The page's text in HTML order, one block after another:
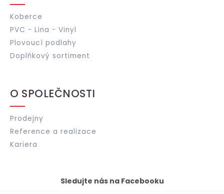
Koberce
PVC - Lina - Vinyl
Plovoucí podlahy
Doplňkový sortiment
O SPOLEČNOSTI
Prodejny
Reference a realizace
Kariera
Sledujte nás na Facebooku